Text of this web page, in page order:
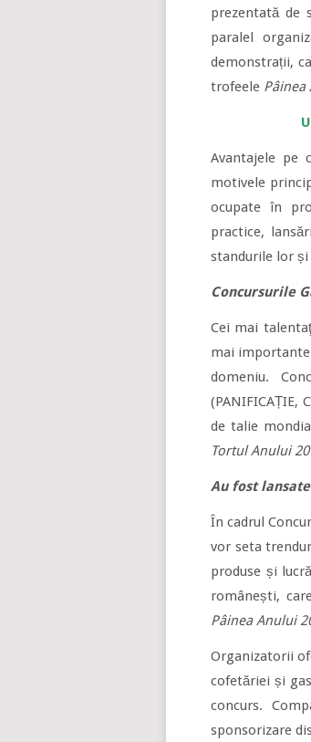
prezentată de
paralel
demonstrații,
trofeele Pâinea
Avantajele pe
motivele
ocupate în
practice,
standurile lor și
Concursurile
Cei mai
mai
domeniu.
(PANIFICAȚIE,
de talie
Tortul Anului
Au fost
În cadrul
vor seta
produse și
românești,
Pâinea Anului
Organizatorii
cofetăriei și
concurs.
sponsorizare